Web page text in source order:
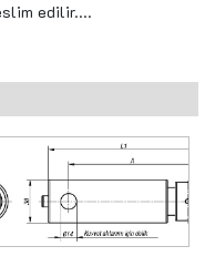
edilir....